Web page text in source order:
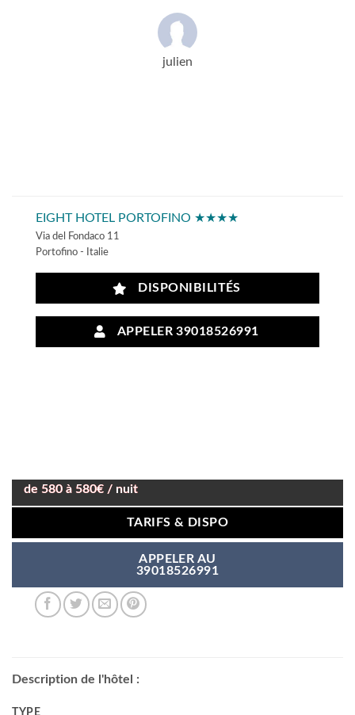
julien
EIGHT HOTEL PORTOFINO ★★★★
Via del Fondaco 11
Portofino - Italie
DISPONIBILITÉS
APPELER 39018526991
de 580 à 580€ / nuit
TARIFS & DISPO
APPELER AU
39018526991
Description de l'hôtel :
TYPE